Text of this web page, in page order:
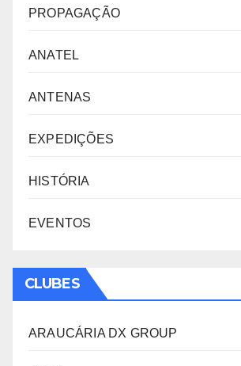
PROPAGAÇÃO
ANATEL
ANTENAS
EXPEDIÇÕES
HISTÓRIA
EVENTOS
CLUBES
ARAUCÁRIA DX GROUP